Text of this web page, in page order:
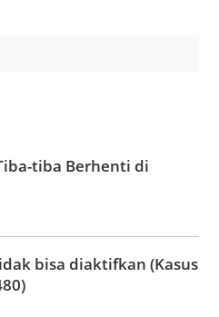
tiba Berhenti di
bisa diaktifkan (Kasus